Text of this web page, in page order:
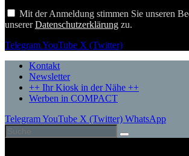
Mit der Anmeldung stimmen Sie unseren
unsererDatenschutzerklärung zu.
TelegramYouTube X (Twitter)
Kontakt
Newsletter
++ Ihr Kiosk in der Nähe ++
Werben in COMPACT
TelegramYouTube X (Twitter) WhatsApp